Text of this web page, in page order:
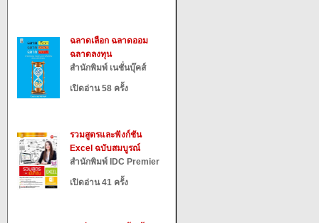
ฉลาดเลือก ฉลาดออม
ฉลาดลงทุน
สำนักพิมพ์ เนชั่นบุ๊คส์
เปิดอ่าน 58 ครั้ง
รวมสูตรและฟังก์ชัน
Excel ฉบับสมบูรณ์
สำนักพิมพ์ IDC Premier
เปิดอ่าน 41 ครั้ง